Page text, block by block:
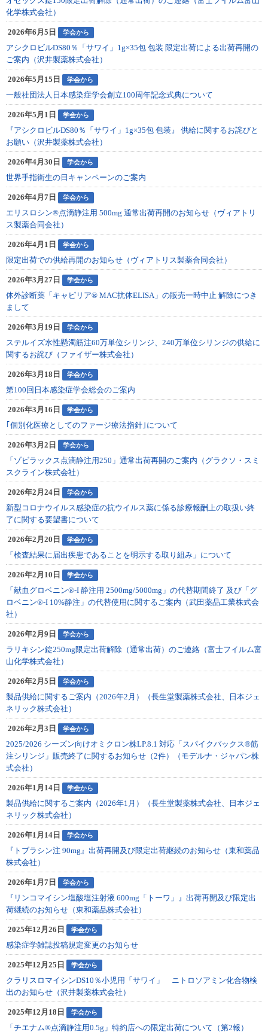
化学株式会社）
2026年6月5日 学会から
アシクロビルDS80％「サワイ」1g×35包 包装 限定出荷による出荷再開の
ご案内（沢井製薬株式会社）
2026年5月15日 学会から
一般社団法人日本感染症学会創立100周年記念式典について
2026年5月1日 学会から
『アシクロビルDS80％「サワイ」1g×35包 包装』 供給に関するお詫びと
お願い（沢井製薬株式会社）
2026年4月30日 学会から
世界手指衛生の日キャンペーンのご案内
2026年4月7日 学会から
エリスロシン®点滴静注用 500mg 通常出荷再開のお知らせ（ヴィアトリ
ス製薬合同会社）
2026年4月1日 学会から
限定出荷での供給再開のお知らせ（ヴィアトリス製薬合同会社）
2026年3月27日 学会から
体外診断薬「キャピリア® MAC抗体ELISA」の販売一時中止 解除につき
まして
2026年3月19日 学会から
ステルイズ水性懸濁筋注60万単位シリンジ、240万単位シリンジの供給に
関するお詫び（ファイザー株式会社）
2026年3月18日 学会から
第100回日本感染症学会総会のご案内
2026年3月16日 学会から
｢個別化医療としてのファージ療法指針｣について
2026年3月2日 学会から
「ゾビラックス点滴静注用250」通常出荷再開のご案内（グラクソ・スミ
スクライン株式会社）
2026年2月24日 学会から
新型コロナウイルス感染症の抗ウイルス薬に係る診療報酬上の取扱い終
了に関する要望書について
2026年2月20日 学会から
「検査結果に届出疾患であることを明示する取り組み」について
2026年2月10日 学会から
「献血グロベニン®-I 静注用 2500mg/5000mg」の代替期間終了 及び「グ
ロベニン®-I 10%静注」の代替使用に関するご案内（武田薬品工業株式会
社）
2026年2月9日 学会から
ラリキシン錠250mg限定出荷解除（通常出荷）のご連絡（富士フイルム富
山化学株式会社）
2026年2月5日 学会から
製品供給に関するご案内（2026年2月）（長生堂製薬株式会社、日本ジェ
ネリック株式会社）
2026年2月3日 学会から
2025/2026 シーズン向けオミクロン株LP.8.1 対応「スパイクバックス®筋
注シリンジ」販売終了に関するお知らせ（2件）（モデルナ・ジャパン株
式会社）
2026年1月14日 学会から
製品供給に関するご案内（2026年1月）（長生堂製薬株式会社、日本ジェ
ネリック株式会社）
2026年1月14日 学会から
『トブラシン注 90mg』出荷再開及び限定出荷継続のお知らせ（東和薬品
株式会社）
2026年1月7日 学会から
『リンコマイシン塩酸塩注射液 600mg「トーワ」』出荷再開及び限定出
荷継続のお知らせ（東和薬品株式会社）
2025年12月26日 学会から
感染症学雑誌投稿規定変更のお知らせ
2025年12月25日 学会から
クラリスロマイシンDS10％小児用「サワイ」 ニトロソアミン化合物検
出のお知らせ（沢井製薬株式会社）
2025年12月18日 学会から
「チエナム®点滴静注用0.5g」特約店への限定出荷について（第2報）